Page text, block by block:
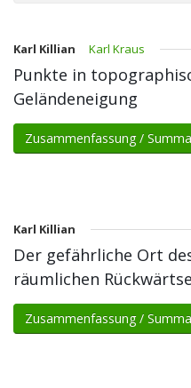
Karl Killian Karl Kraus
Punkte in
Geländeneigung
Zusammenfassung /
Karl Killian
Der gefährliche Ort
räumlichen
Zusammenfassung /